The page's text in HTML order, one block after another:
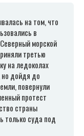
на том, что
в
морской
третью
на ледоколах
но дойдя до
повернули
протест
страны
только суда под